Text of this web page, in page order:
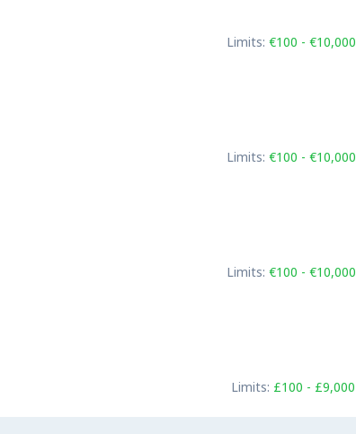
Limits: €100 - €10,000
Limits: €100 - €10,000
Limits: €100 - €10,000
Limits: £100 - £9,000